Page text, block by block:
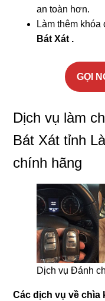
an toàn hơn.
Làm thêm
Bát Xát .
GỌI
Dịch vụ làm
Bát Xát tỉnh
chính hãng
Dịch vụ Đánh
Các dịch vụ về chìa